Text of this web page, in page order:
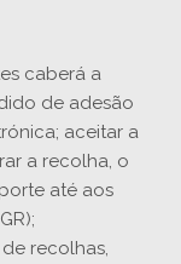
caberá a
de adesão
aceitar a
a recolha, o
até aos
recolhas,